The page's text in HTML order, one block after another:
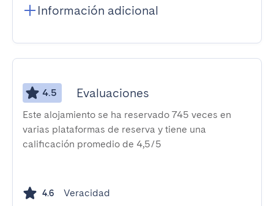
Información adicional
4.5 Evaluaciones
Este alojamiento se ha reservado 745 veces en
varias plataformas de reserva y tiene una
calificación promedio de 4,5/5
4.6 Veracidad